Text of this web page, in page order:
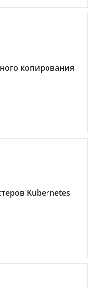
копирования
Kubernetes